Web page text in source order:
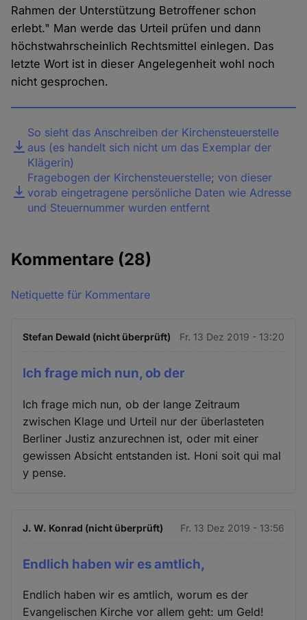
Rahmen der Unterstützung Betroffener schon
erlebt." Man werde das Urteil prüfen und dann
höchstwahrscheinlich Rechtsmittel einlegen. Das
letzte Wort ist in dieser Angelegenheit wohl noch
nicht gesprochen.
DateiSo sieht das Anschreiben der Kirchensteuerstelle
aus (es handelt sich nicht um das Exemplar der
Klägerin)
Fragebogen der Kirchensteuerstelle; von dieser
vorab eingetragene persönliche Daten wie Adresse
und Steuernummer wurden entfernt
Kommentare (28)
Netiquette für Kommentare
Stefan Dewald (nicht überprüft) Fr. 13 Dez 2019 - 13:20
Ich frage mich nun, ob der
Ich frage mich nun, ob der lange Zeitraum
zwischen Klage und Urteil nur der überlasteten
Berliner Justiz anzurechnen ist, oder mit einer
gewissen Absicht entstanden ist. Honi soit qui mal
y pense.
J. W. Konrad (nicht überprüft) Fr. 13 Dez 2019 - 13:56
Endlich haben wir es amtlich,
Endlich haben wir es amtlich, worum es der
Evangelischen Kirche vor allem geht: um Geld!